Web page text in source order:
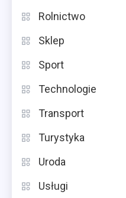
Rolnictwo
Sklep
Sport
Technologie
Transport
Turystyka
Uroda
Usługi